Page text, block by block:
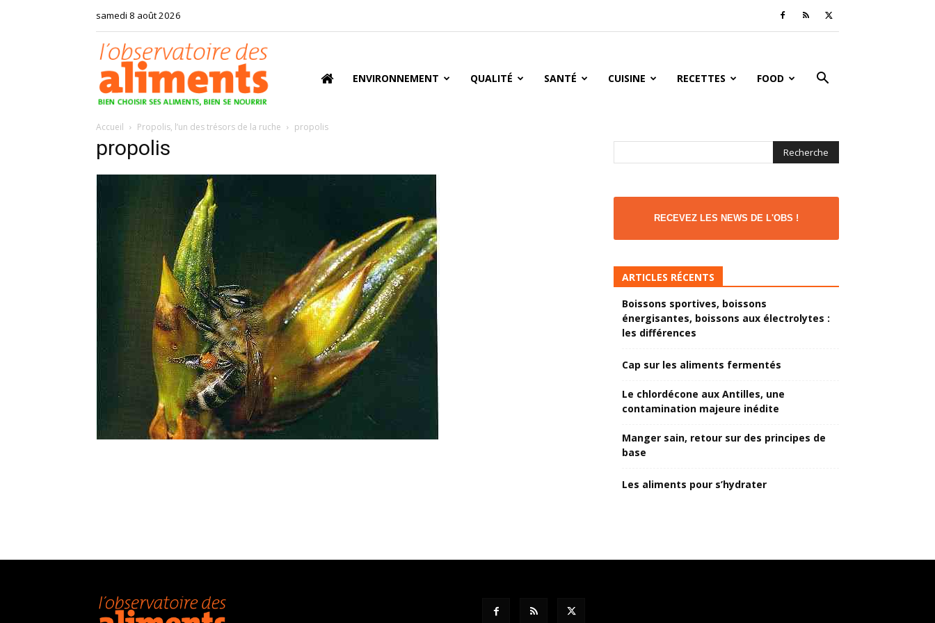
samedi 8 août 2026
ENVIRONNEMENT QUALITÉ SANTÉ CUISINE RECETTES FOOD
Accueil Propolis, l’un des trésors de la ruche propolis
propolis
RECEVEZ LES NEWS DE L'OBS !
ARTICLES RÉCENTS
Boissons sportives, boissons
énergisantes, boissons aux électrolytes :
les différences
Cap sur les aliments fermentés
Le chlordécone aux Antilles, une
contamination majeure inédite
Manger sain, retour sur des principes de
base
Les aliments pour s’hydrater